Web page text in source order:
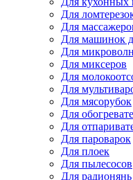
Для
Для
Для машинок
Для
Для миксеров
Для
Для
Для мясорубок
Для
Для
Для пароварок
Для плоек
Для пылесосов
Для радионянь